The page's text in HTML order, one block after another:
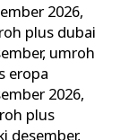
2026,
plus dubai
, umroh
eropa
2026,
plus